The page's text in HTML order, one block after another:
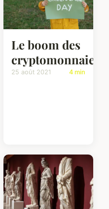
Le boom des
cryptomonnaies
25 août 2021 4 min